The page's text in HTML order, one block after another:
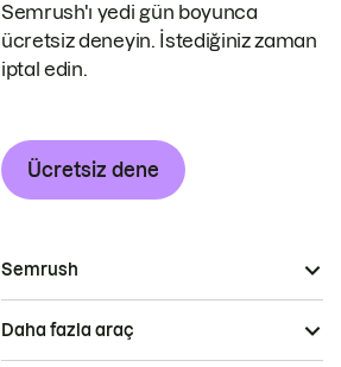
Semrush'ı yedi gün boyunca
ücretsiz deneyin. İstediğiniz zaman
iptal edin.
Ücretsiz dene
Semrush
Daha fazla araç